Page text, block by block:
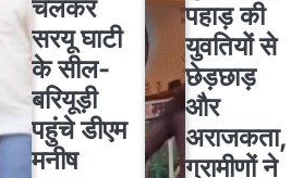
चलकर
सरयू घाटी
के सील-
बरियूड़ी
पहुंचे डीएम
मनीष
पहाड़ की
युवतियों से
छेड़छाड़
और
अराजकता,
ग्रामीणों ने